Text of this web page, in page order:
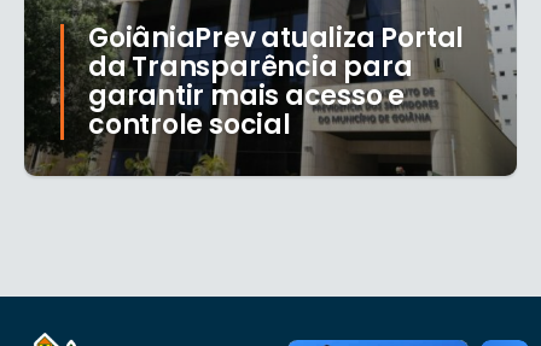
GoiâniaPrev atualiza Portal
da Transparência para
garantir mais acesso e
controle social